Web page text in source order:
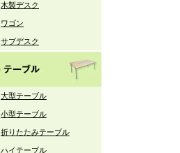
木製デスク
ワゴン
サブデスク
大型テーブル
小型テーブル
折りたたみテーブル
ハイテーブル